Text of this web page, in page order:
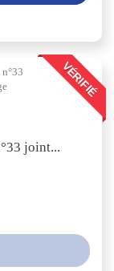
VÉRIFIÉ
joint...